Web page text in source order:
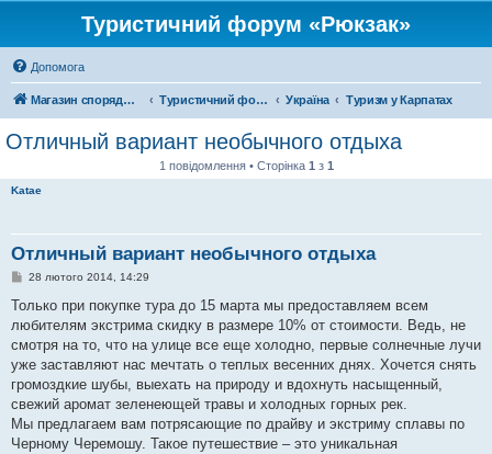
Туристичний форум «Рюкзак»
Допомога
Магазин спорядження Туристичний форум «Рюкзак» Україна Туризм у Карпатах
Отличный вариант необычного отдыха
1 повідомлення • Сторінка 1 з 1
Katae
Отличный вариант необычного отдыха
П
в
д
о
л
е
н
я
28 лютого 2014, 14:29
Только при покупке тура до 15 марта мы предоставляем всем
любителям экстрима скидку в размере 10% от стоимости. Ведь, не
смотря на то, что на улице все еще холодно, первые солнечные лучи
уже заставляют нас мечтать о теплых весенних днях. Хочется снять
громоздкие шубы, выехать на природу и вдохнуть насыщенный,
свежий аромат зеленеющей травы и холодных горных рек.
Мы предлагаем вам потрясающие по драйву и экстриму сплавы по
Черному Черемошу. Такое путешествие – это уникальная